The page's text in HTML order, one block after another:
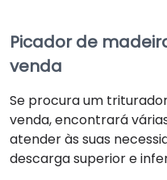
Picador de
venda
Se procura um
venda, encontrará
atender às suas
descarga superior e